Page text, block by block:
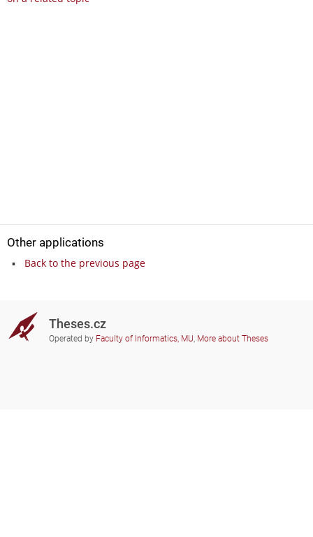
Other applications
Back to the previous page
Theses.cz
Operated by Faculty of Informatics, MU, More about Theses